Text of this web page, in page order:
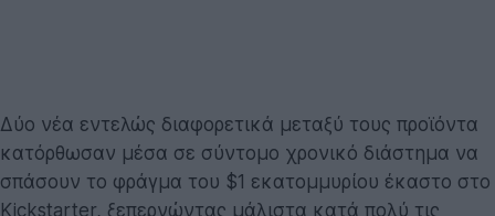
Δύο νέα εντελώς διαφορετικά μεταξύ τους προϊόντα
κατόρθωσαν μέσα σε σύντομο χρονικό διάστημα να
σπάσουν το φράγμα του $1 εκατομμυρίου έκαστο στο
Kickstarter, ξεπερνώντας μάλιστα κατά πολύ τις